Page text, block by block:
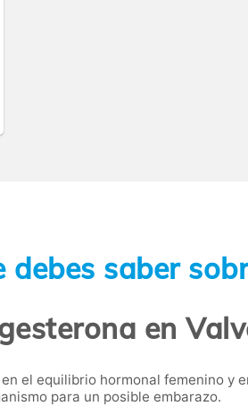
debes saber
en
el equilibrio hormonal femenino
para un posible embarazo.